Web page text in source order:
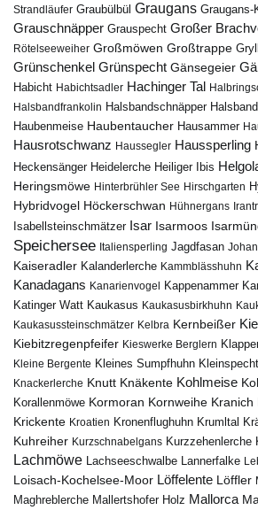
Strandläufer Graubülbül Graugans Graugans-
Grauschnäpper Grauspecht Großer
Rötelseeweiher Großmöwen Großtrappe
Grünschenkel Grünspecht Gänsegeier
Habicht Habichtsadler Hachinger Tal
Halsbandfrankolin Halsbandschnäpper
Haubenmeise Haubentaucher Hausammer
Hausrotschwanz Haussegler Haussperling
Heckensänger Heidelerche Heiliger Ibis
Heringsmöwe Hinterbrühler See Hirschgarten
Hybridvogel Höckerschwan Hühnergans
Isabellsteinschmätzer Isar Isarmoos
Speichersee Italiensperling Jagdfasan
Kaiseradler Kalanderlerche Kammblässhuhn
Kanadagans Kanarienvogel Kappenammer
Katinger Watt Kaukasus Kaukasusbirkhuhn
Kaukasussteinschmätzer Kelbra Kernbeißer
Kiebitzregenpfeifer Kieswerke Berglern
Kleine Bergente Kleines Sumpfhuhn Kleinspecht
Knackerlerche Knutt Knäkente Kohlmeise
Korallenmöwe Kormoran Kornweihe Kranich
Krickente Kroatien Kronenflughuhn Krumltal
Kuhreiher Kurzschnabelgans Kurzzehenlerche
Lachmöwe Lachseeschwalbe Lannerfalke
Loisach-Kochelsee-Moor Löffelente Löffler
Maghreblerche Mallertshofer Holz Mallorca